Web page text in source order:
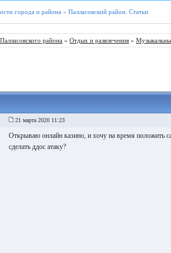
города и района » Палласовский район. Статьи
района » Отдых и развлечения »
21 марта 2020 11:23
Открываю онлайн казино, и хочу на время положить
сделать ддос атаку?